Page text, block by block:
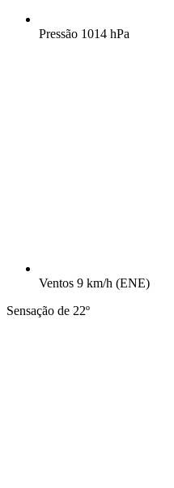
Pressão 1014 hPa
Ventos 9 km/h (ENE)
Sensação de 22º